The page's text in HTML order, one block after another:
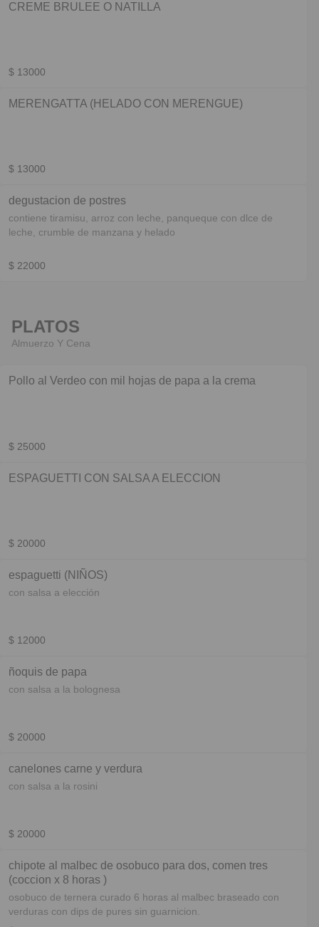
CREME BRULEE O NATILLA
$ 13000
MERENGATTA (HELADO CON MERENGUE)
$ 13000
degustacion de postres
contiene tiramisu, arroz con leche, panqueque con dlce de
leche, crumble de manzana y helado
$ 22000
PLATOS
Almuerzo Y Cena
Pollo al Verdeo con mil hojas de papa a la crema
$ 25000
ESPAGUETTI CON SALSA A ELECCION
$ 20000
espaguetti (NIÑOS)
con salsa a elección
$ 12000
ñoquis de papa
con salsa a la bolognesa
$ 20000
canelones carne y verdura
con salsa a la rosini
$ 20000
chipote al malbec de osobuco para dos, comen tres
(coccion x 8 horas )
osobuco de ternera curado 6 horas al malbec braseado con
verduras con dips de pures sin guarnicion.